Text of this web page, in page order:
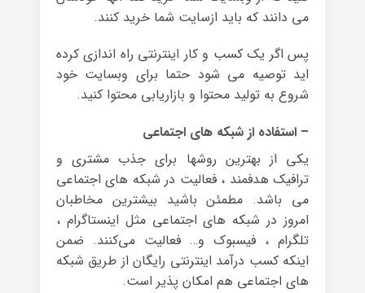
می دانند که باید ازسایت شما خرید کنند.
پس اگر یک کسب و کار اینترنتی راه اندازی کرده
اید توصیه می شود حتما برای وبسایت خود
شروع به تولید محتوا و بازاریابی محتوا کنید.
– استفاده از شبکه های اجتماعی
یکی از بهترین روشها برای جذب مشتری و
ترافیک هدفمند ، فعالیت در شبکه های اجتماعی
می باشد. مطمئن باشید بیشترین مخاطبان
امروز در شبکه های اجتماعی مثل اینستاگرام ،
تلگرام ، فیسبوک و… فعالیت می‌کنند. ضمن
اینکه کسب درآمد اینترنتی رایگان از طریق شبکه
های اجتماعی هم امکان پذیر است.